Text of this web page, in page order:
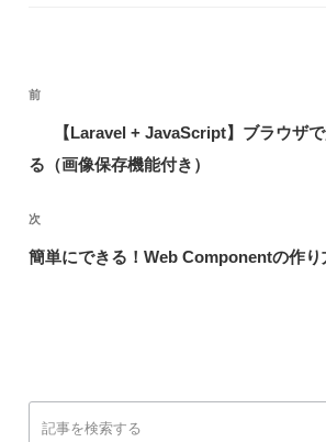
ビ
ー
シ
前
投
前
【Laravel + JavaScript】ブラウザ
る（画像保存機能付き）
次
の
次
簡単にできる！Web Componentの作り